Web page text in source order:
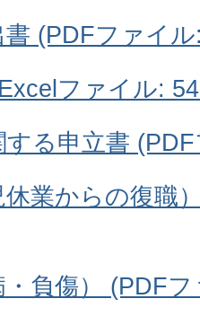
(PDFファイ
ファイル:
する申立書
休業からの復職
・負傷） (PDF